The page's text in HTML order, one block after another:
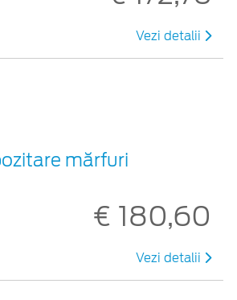
Vezi detalii
mărfuri
€ 180,60
Vezi detalii